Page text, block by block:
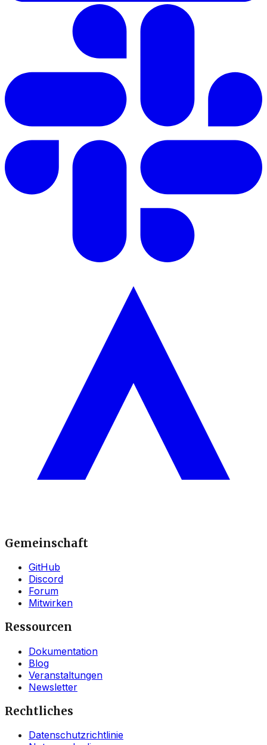
Gemeinschaft
GitHub
Discord
Forum
Mitwirken
Ressourcen
Dokumentation
Blog
Veranstaltungen
Newsletter
Rechtliches
Datenschutzrichtlinie